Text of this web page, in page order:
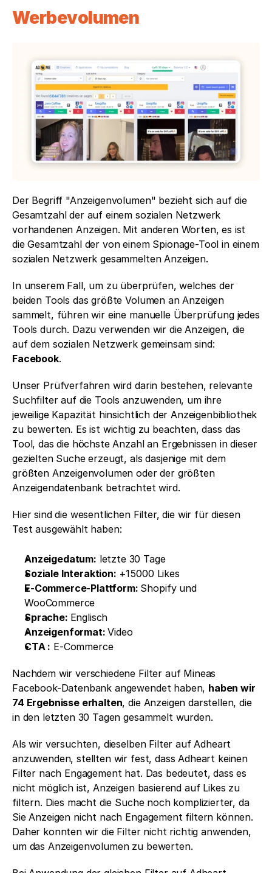
Werbevolumen
Der Begriff "Anzeigenvolumen" bezieht sich auf die
Gesamtzahl der auf einem sozialen Netzwerk
vorhandenen Anzeigen. Mit anderen Worten, es ist
die Gesamtzahl der von einem Spionage-Tool in einem
sozialen Netzwerk gesammelten Anzeigen.
In unserem Fall, um zu überprüfen, welches der
beiden Tools das größte Volumen an Anzeigen
sammelt, führen wir eine manuelle Überprüfung jedes
Tools durch. Dazu verwenden wir die Anzeigen, die
Facebook.
Unser Prüfverfahren wird darin bestehen, relevante
Suchfilter auf die Tools anzuwenden, um ihre
jeweilige Kapazität hinsichtlich der Anzeigenbibliothek
zu bewerten. Es ist wichtig zu beachten, dass das
Tool, das die höchste Anzahl an Ergebnissen in dieser
gezielten Suche erzeugt, als dasjenige mit dem
größten Anzeigenvolumen oder der größten
Anzeigendatenbank betrachtet wird.
Hier sind die wesentlichen Filter, die wir für diesen
Test ausgewählt haben:
Anzeigedatum: letzte 30 Tage
Soziale Interaktion: +15000 Likes
E-Commerce-Plattform: Shopify und
WooCommerce
Sprache: Englisch
Anzeigenformat: Video
CTA : E-Commerce
Nachdem wir verschiedene Filter auf Mineas
Facebook-Datenbank angewendet haben, haben wir
74 Ergebnisse erhalten, die Anzeigen darstellen, die
in den letzten 30 Tagen gesammelt wurden.
Als wir versuchten, dieselben Filter auf Adheart
anzuwenden, stellten wir fest, dass Adheart keinen
Filter nach Engagement hat. Das bedeutet, dass es
nicht möglich ist, Anzeigen basierend auf Likes zu
filtern. Dies macht die Suche noch komplizierter, da
Sie Anzeigen nicht nach Engagement filtern können.
Daher konnten wir die Filter nicht richtig anwenden,
um das Anzeigenvolumen zu bewerten.